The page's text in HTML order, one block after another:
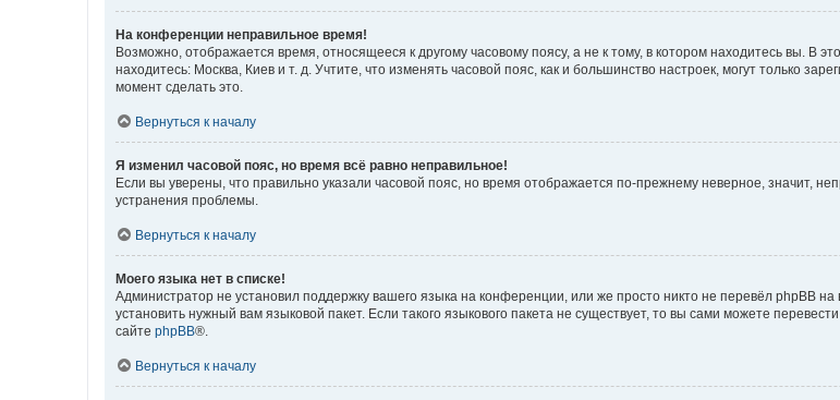
На конференции неправильное время!
Возможно, отображается время, относящееся к другому часовому поясу, а не к тому, в котором находитесь вы. В
находитесь: Москва, Киев и т. д. Учтите, что изменять часовой пояс, как и большинство настроек, могут только
момент сделать это.
Вернуться к началу
Я изменил часовой пояс, но время всё равно неправильное!
Если вы уверены, что правильно указали часовой пояс, но время отображается по-прежнему неверное, значит,
устранения проблемы.
Вернуться к началу
Моего языка нет в списке!
Администратор не установил поддержку вашего языка на конференции, или же просто никто не перевёл phpBB
установить нужный вам языковой пакет. Если такого языкового пакета не существует, то вы сами можете
сайте phpBB®.
Вернуться к началу